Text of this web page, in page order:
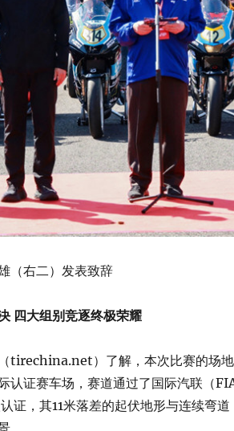
（右二）发表致辞
四大组别竞逐终极荣耀
tirechina.net）了解，本次比赛的场
认证赛车场，赛道通过了国际汽联（
证，其11米落差的起伏地形与连续弯
。